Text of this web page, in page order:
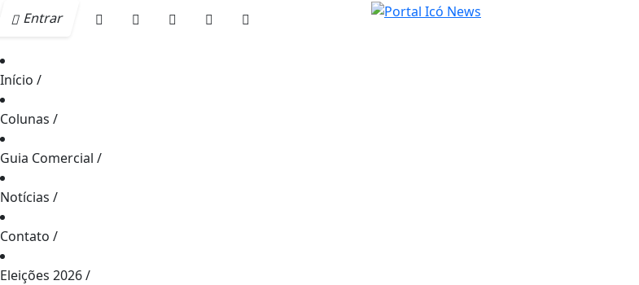
Entrar
Início /
Colunas /
Guia Comercial /
Notícias /
Contato /
Eleições 2026/